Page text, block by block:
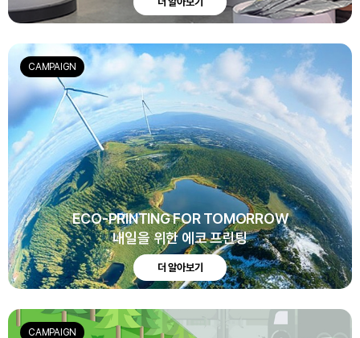
ECO-PRINTING FOR TOMORROW
내일을 위한 에코 프린팅
더 알아보기
CAMPAIGN
CAMPAIGN